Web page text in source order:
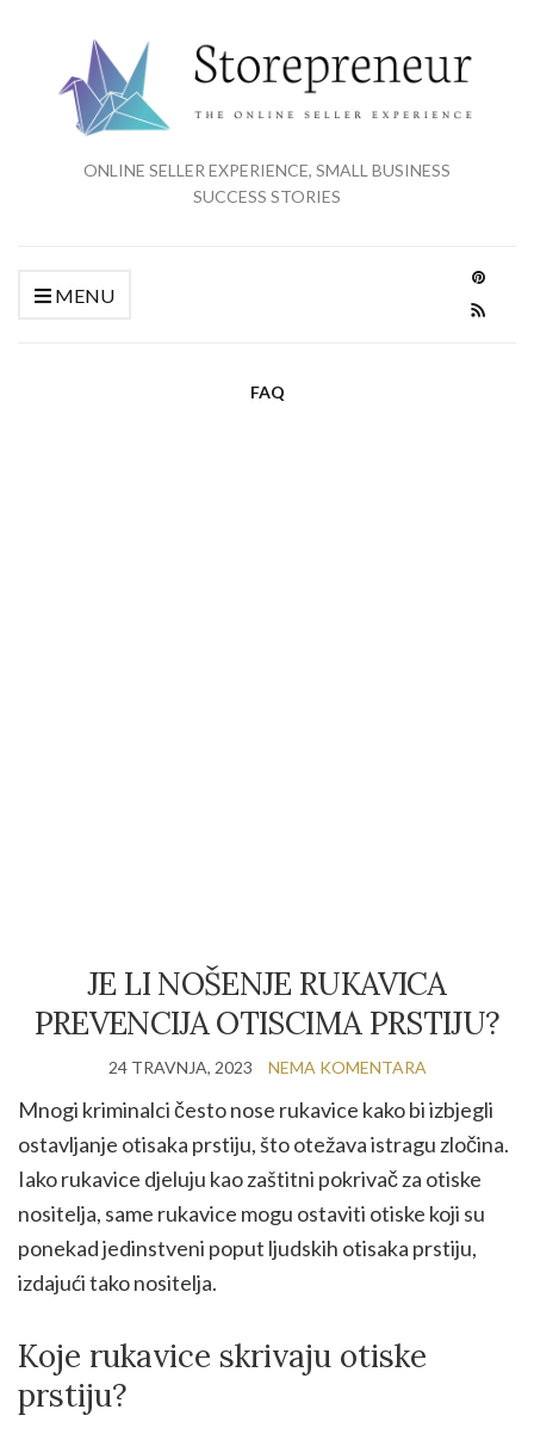
ONLINE SELLER EXPERIENCE, SMALL BUSINESS
SUCCESS STORIES
MENU
FAQ
JE LI NOŠENJE RUKAVICA
PREVENCIJA OTISCIMA PRSTIJU?
24 TRAVNJA, 2023 NEMA KOMENTARA
Mnogi kriminalci često nose rukavice kako bi izbjegli
ostavljanje otisaka prstiju, što otežava istragu zločina.
Iako rukavice djeluju kao zaštitni pokrivač za otiske
nositelja, same rukavice mogu ostaviti otiske koji su
ponekad jedinstveni poput ljudskih otisaka prstiju,
izdajući tako nositelja.
Koje rukavice skrivaju otiske
prstiju?